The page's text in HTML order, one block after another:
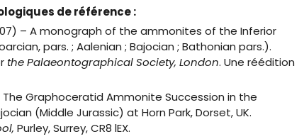
de référence :
– A monograph of the ammonites of the Inferior
pars. ; Aalenian ; Bajocian ; Bathonian pars.).
the Palaeontographical Society, London. Une réédition
The Graphoceratid Ammonite Succession in the
(Middle Jurassic) at Horn Park, Dorset, UK.
Purley, Surrey, CR8 lEX.